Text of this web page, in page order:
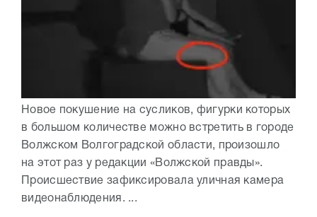
Новое покушение на сусликов, фигурки которых
в большом количестве можно встретить в городе
Волжском Волгоградской области, произошло
на этот раз у редакции «Волжской правды».
Происшествие зафиксировала уличная камера
видеонаблюдения. ...